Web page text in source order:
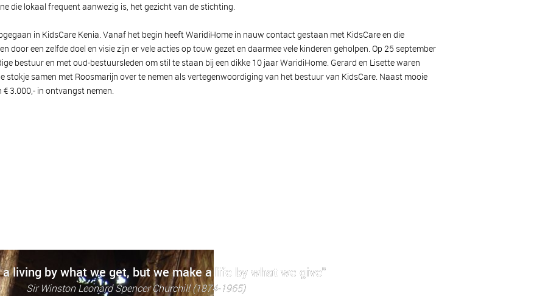
die lokaal frequent aanwezig is, het gezicht van de stichting.
in KidsCare Kenia. Vanaf het begin heeft WaridiHome in nauw contact gestaan met KidsCare en die
door een zelfde doel en visie zijn er vele acties op touw gezet en daarmee vele kinderen geholpen. Op 25 september
bestuur en met oud-bestuursleden om stil te staan bij een dikke 10 jaar WaridiHome. Gerard en Lisette waren
stokje samen met Roosmarijn over te nemen als vertegenwoordiging van het bestuur van KidsCare. Naast mooie
3.000,- in ontvangst nemen.
a living by what we get, but we make a life by what we give"
Sir Winston Leonard Spencer Churchill (1874-1965)